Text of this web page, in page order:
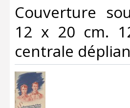
‎Couverture
12 x 20 cm.
centrale